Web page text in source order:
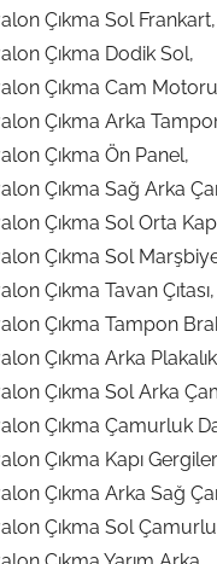
Çıkma Sol Frankart,
Çıkma Dodik Sol,
Çıkma Cam
Çıkma Arka
Çıkma Ön Panel,
Çıkma Sağ Arka
Çıkma Sol Orta
Çıkma Sol
Çıkma Tavan Çıtası,
Çıkma Tampon
Çıkma Arka
Çıkma Sol Arka
Çıkma Çamurluk
Çıkma Kapı
Çıkma Arka Sağ
Çıkma Sol